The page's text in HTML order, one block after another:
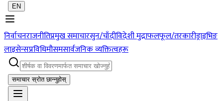
EN
निर्वाचनराजनीतिप्रमुख समाचारसुन/चाँदीविदेशी मुद्राफलफूल/तरकारीड्राइभिङ
लाइसेन्सप्रविधिमौसमसार्वजनिक व्यक्तित्वहरू
समाचार स्रोत छान्नुहोस्